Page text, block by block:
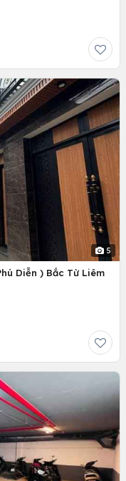
5
Diễn ) Bắc Từ Liêm